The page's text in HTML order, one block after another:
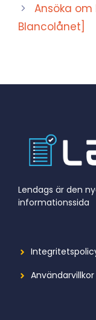
Ansöka
Blancolånet]
Lendags är den
informationssida
Användarvillkor